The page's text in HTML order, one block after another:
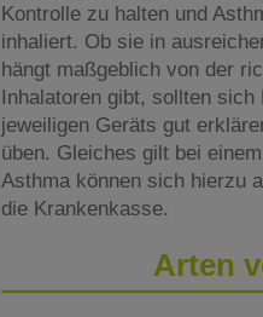
Kontrolle zu halten und
inhaliert. Ob sie in
hängt maßgeblich von der
Inhalatoren gibt, sollten sich
jeweiligen Geräts gut
üben. Gleiches gilt bei
Asthma können sich hierzu
die Krankenkasse.
Arten